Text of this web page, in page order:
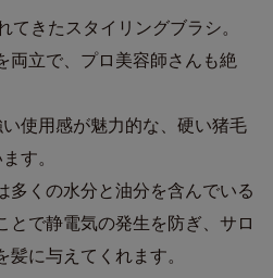
てきたスタイリングブラシ。
両立で、プロ美容師さんも絶
使用感が魅力的な、硬い猪毛
す。
多くの水分と油分を含んでいる
とで静電気の発生を防ぎ、サロ
に与えてくれます。